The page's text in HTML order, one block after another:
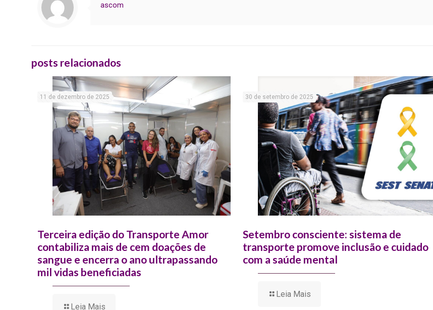
ascom
posts relacionados
11 de dezembro de 2025
Terceira edição do Transporte Amor
contabiliza mais de cem doações de
sangue e encerra o ano ultrapassando
mil vidas beneficiadas
Leia Mais
30 de setembro de 2025
Setembro consciente: sistema de
transporte promove inclusão e cuidado
com a saúde mental
Leia Mais